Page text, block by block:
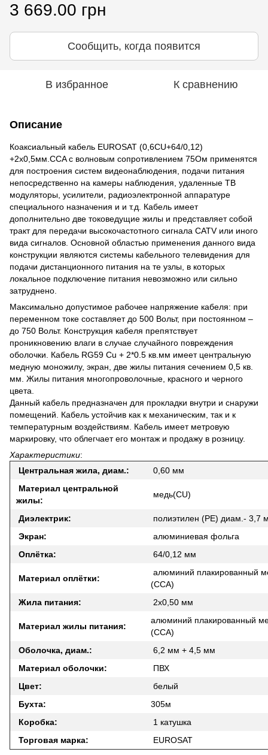
3 669.00 грн
Сообщить, когда появится
В избранное К сравнению
Описание
Коаксиальный кабель EUROSAT (0,6СU+64/0,12)
+2x0,5мм.CCA с волновым сопротивлением 75Ом применятся
для построения систем видеонаблюдения, подачи питания
непосредственно на камеры наблюдения, удаленные ТВ
модуляторы, усилители, радиоэлектронной аппаратуре
специального назначения и и т.д. Кабель имеет
дополнительно две токоведущие жилы и представляет собой
тракт для передачи высокочастотного сигнала CATV или иного
вида сигналов. Основной областью применения данного вида
конструкции являются системы кабельного телевидения для
подачи дистанционного питания на те узлы, в которых
локальное подключение питания невозможно или сильно
затруднено.
Максимально допустимое рабочее напряжение кабеля: при
переменном токе составляет до 500 Вольт, при постоянном –
до 750 Вольт. Конструкция кабеля препятствует
проникновению влаги в случае случайного повреждения
оболочки. Кабель RG59 Cu + 2*0.5 кв.мм имеет центральную
медную моножилу, экран, две жилы питания сечением 0,5 кв.
мм. Жилы питания многопроволочные, красного и черного
цвета.
Данный кабель предназначен для прокладки внутри и снаружи
помещений. Кабель устойчив как к механическим, так и к
температурным воздействиям. Кабель имеет метровую
маркировку, что облегчает его монтаж и продажу в розницу.
Характеристики:
Центральная жила, диам.:
0,60 мм
Материал центральной
жилы:
медь(CU)
Диэлектрик:
полиэтилен (РЕ) диам.- 3,7
Экран:
алюминиевая фольга
Оплётка:
64/0,12 мм
Материал оплётки:
алюминий плакированный
(CCA)
Жила питания:
2х0,50 мм
Материал жилы питания:
алюминий плакированный
(CCA)
Оболочка, диам.:
6,2 мм + 4,5 мм
Материал оболочки:
ПВХ
Цвет:
белый
Бухта:
305м
Коробка:
1 катушка
Торговая марка:
EUROSAT